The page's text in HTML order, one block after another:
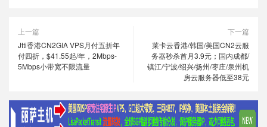
上一篇
Jtti香港CN2GIA VPS月付五折年
付四折，$41.55起/年，2Mbps-
5Mbps小带宽不限流量
下一篇
莱卡云香港/韩国/美国CN2云服
务器秒杀首月3.9元；国内成都/
镇江/宁波/绍兴/扬州/枣庄/泉州机
房云服务器低至38元